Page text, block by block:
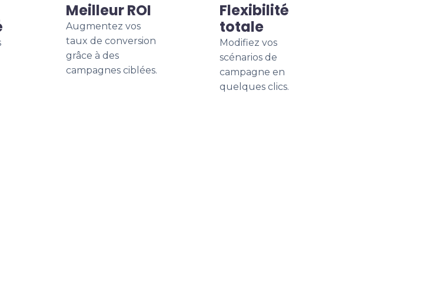
Meilleur ROI
Augmentez vos
taux de conversion
grâce à des
campagnes ciblées.
Flexibilité
totale
Modifiez vos
scénarios de
campagne en
quelques clics.